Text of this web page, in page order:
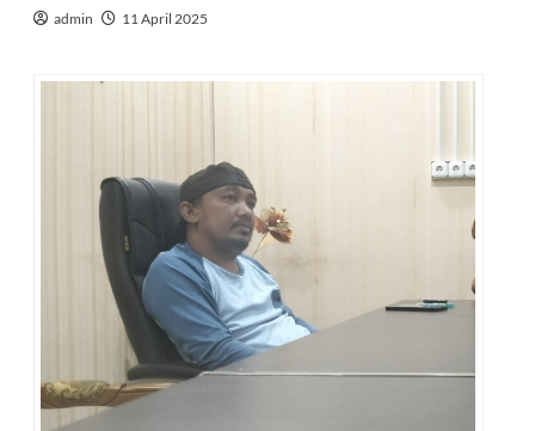
admin 11 April 2025